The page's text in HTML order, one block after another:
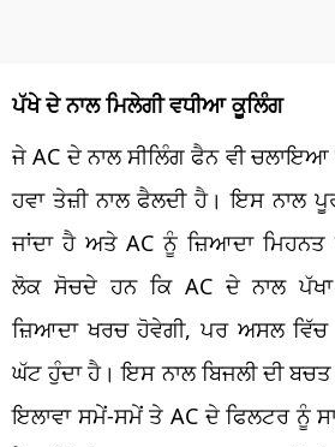
ਪੱਖੇ ਦੇ ਨਾਲ ਮਿਲੇਗੀ ਵਧੀਆ ਕੂਲਿੰਗ
ਜੇ AC ਦੇ ਨਾਲ ਸੀਲਿੰਗ ਫੈਨ ਵੀ ਚਲਾਇਆ
ਹਵਾ ਤੇਜ਼ੀ ਨਾਲ ਫੈਲਦੀ ਹੈ। ਇਸ ਨਾਲ
ਜਾਂਦਾ ਹੈ ਅਤੇ AC ਨੂੰ ਜ਼ਿਆਦਾ
ਲੋਕ ਸੋਚਦੇ ਹਨ ਕਿ AC ਦੇ ਨਾਲ ਪੱਖਾ
ਜ਼ਿਆਦਾ ਖਰਚ ਹੋਵੇਗੀ, ਪਰ ਅਸਲ
ਘੱਟ ਹੁੰਦਾ ਹੈ। ਇਸ ਨਾਲ ਬਿਜਲੀ ਦੀ
ਇਲਾਵਾ ਸਮੇਂ-ਸਮੇਂ ਤੇ AC ਦੇ ਫਿਲਟਰ ਨੂੰ